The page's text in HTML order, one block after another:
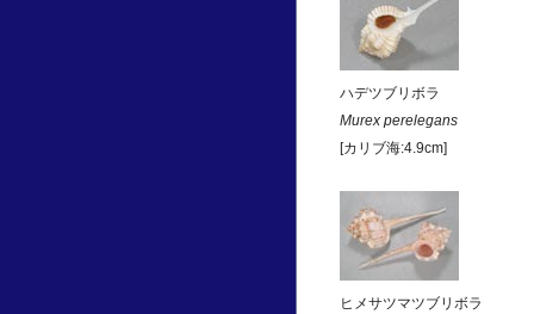
ハデツブリボラ
Murex perelegans
[カリブ海:4.9cm]
ヒメサツマツブリボラ